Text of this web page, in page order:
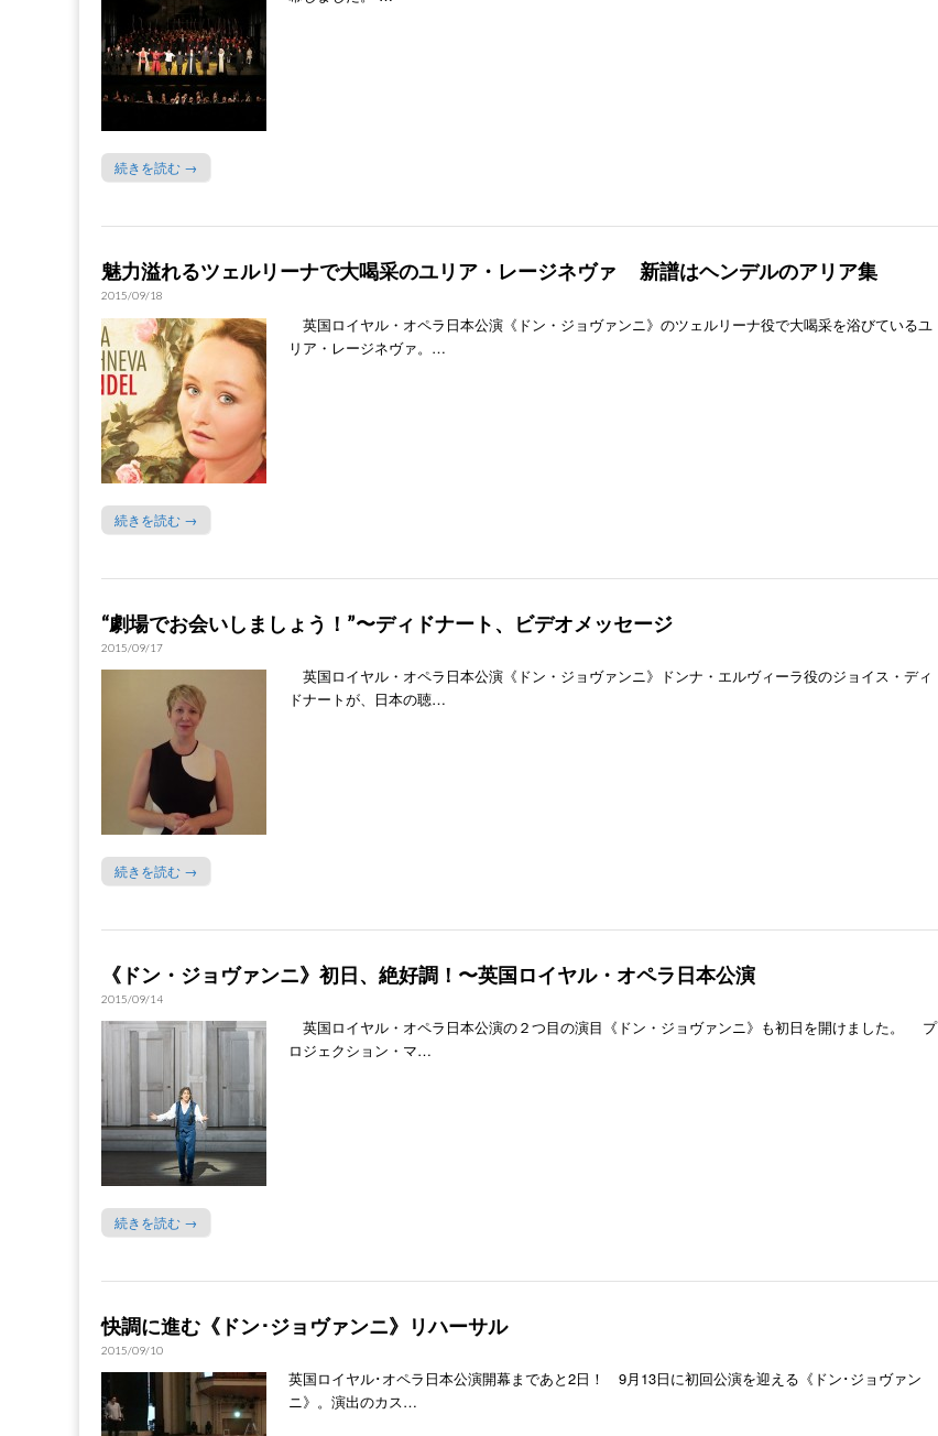
続きを読む →
魅力溢れるツェルリーナで大喝采のユリア・レージネヴァ 新譜はヘンデルのアリア集
2015/09/18
英国ロイヤル・オペラ日本公演《ドン・ジョヴァンニ》のツェルリーナ役で大喝采を浴びているユ
リア・レージネヴァ。…
続きを読む →
“劇場でお会いしましょう！”〜ディドナート、ビデオメッセージ
2015/09/17
英国ロイヤル・オペラ日本公演《ドン・ジョヴァンニ》ドンナ・エルヴィーラ役のジョイス・ディ
ドナートが、日本の聴…
続きを読む →
《ドン・ジョヴァンニ》初日、絶好調！〜英国ロイヤル・オペラ日本公演
2015/09/14
英国ロイヤル・オペラ日本公演の２つ目の演目《ドン・ジョヴァンニ》も初日を開けました。 プ
ロジェクション・マ…
続きを読む →
快調に進む《ドン･ジョヴァンニ》リハーサル
2015/09/10
英国ロイヤル･オペラ日本公演開幕まであと2日！ 9月13日に初回公演を迎える《ドン･ジョヴァン
ニ》。演出のカス…